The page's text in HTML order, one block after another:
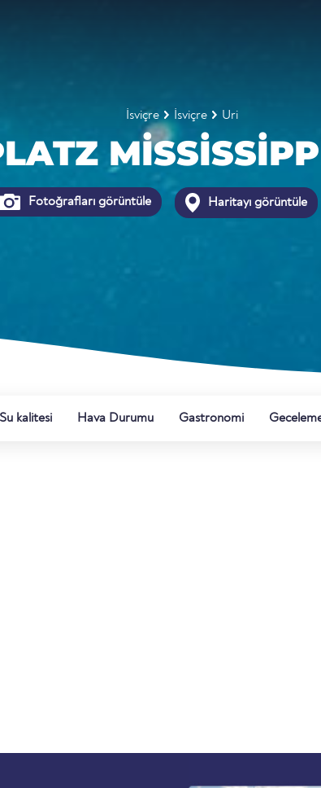
İsviçre İsviçre Uri
Fotoğrafları görüntüle Haritayı görüntüle
Su kalitesi Hava Durumu Gastronomi